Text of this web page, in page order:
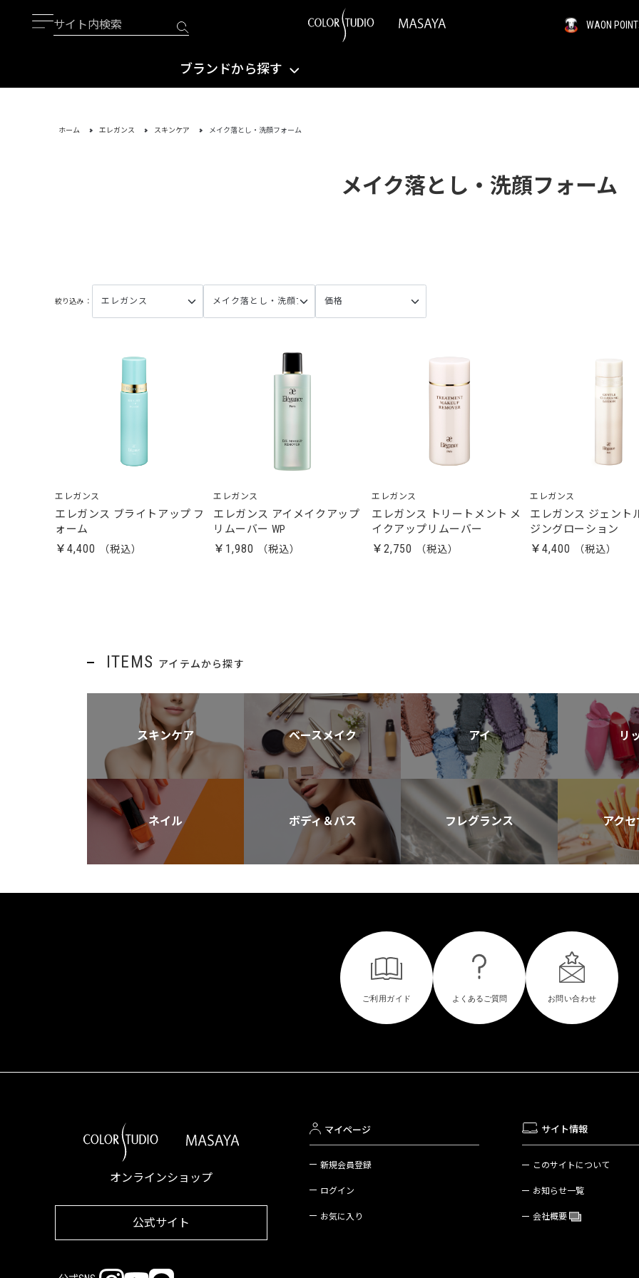
WAON
ブランドから探す
ホーム エレガンス スキンケア メイク落とし・洗顔フォーム
メイク落とし・洗顔フォーム
絞り込み
エレガンス
エレガンス ブライトアップ フ
ォーム
￥4,400
エレガンス
エレガンス アイメイクアップ
リムーバー WP
￥1,980
エレガンス
エレガンス トリートメント メ
イクアップリムーバー
￥2,750
エレガンス
エレガンス ジェント
ジングローション
￥4,400
ITEMS アイテムから探す
スキンケア ベースメイク アイ リ
ネイル ボディ＆バス フレグランス アクセ
オンラインショップ
公式サイト
マイページ
新規会員登録
ログイン
お気に入り
サイト情報
このサイトについて
お知らせ一覧
会社概要